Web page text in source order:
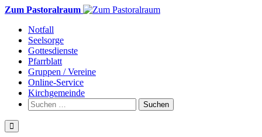
Weiter
Inhalt
Zum Pastoralraum
Notfall
Seelsorge
Gottesdienste
Pfarrblatt
Gruppen / Vereine
Online-Service
Kirchgemeinde
Suchen
nach: